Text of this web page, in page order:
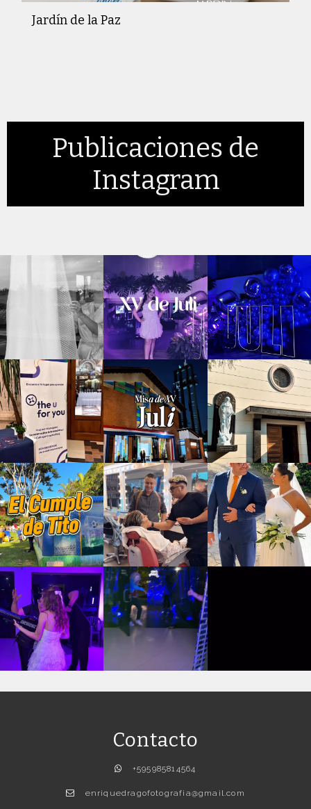
Jardín de la Paz
Publicaciones de
Instagram
Contacto
+595985814564
enriquedragofotografia@gmail.com